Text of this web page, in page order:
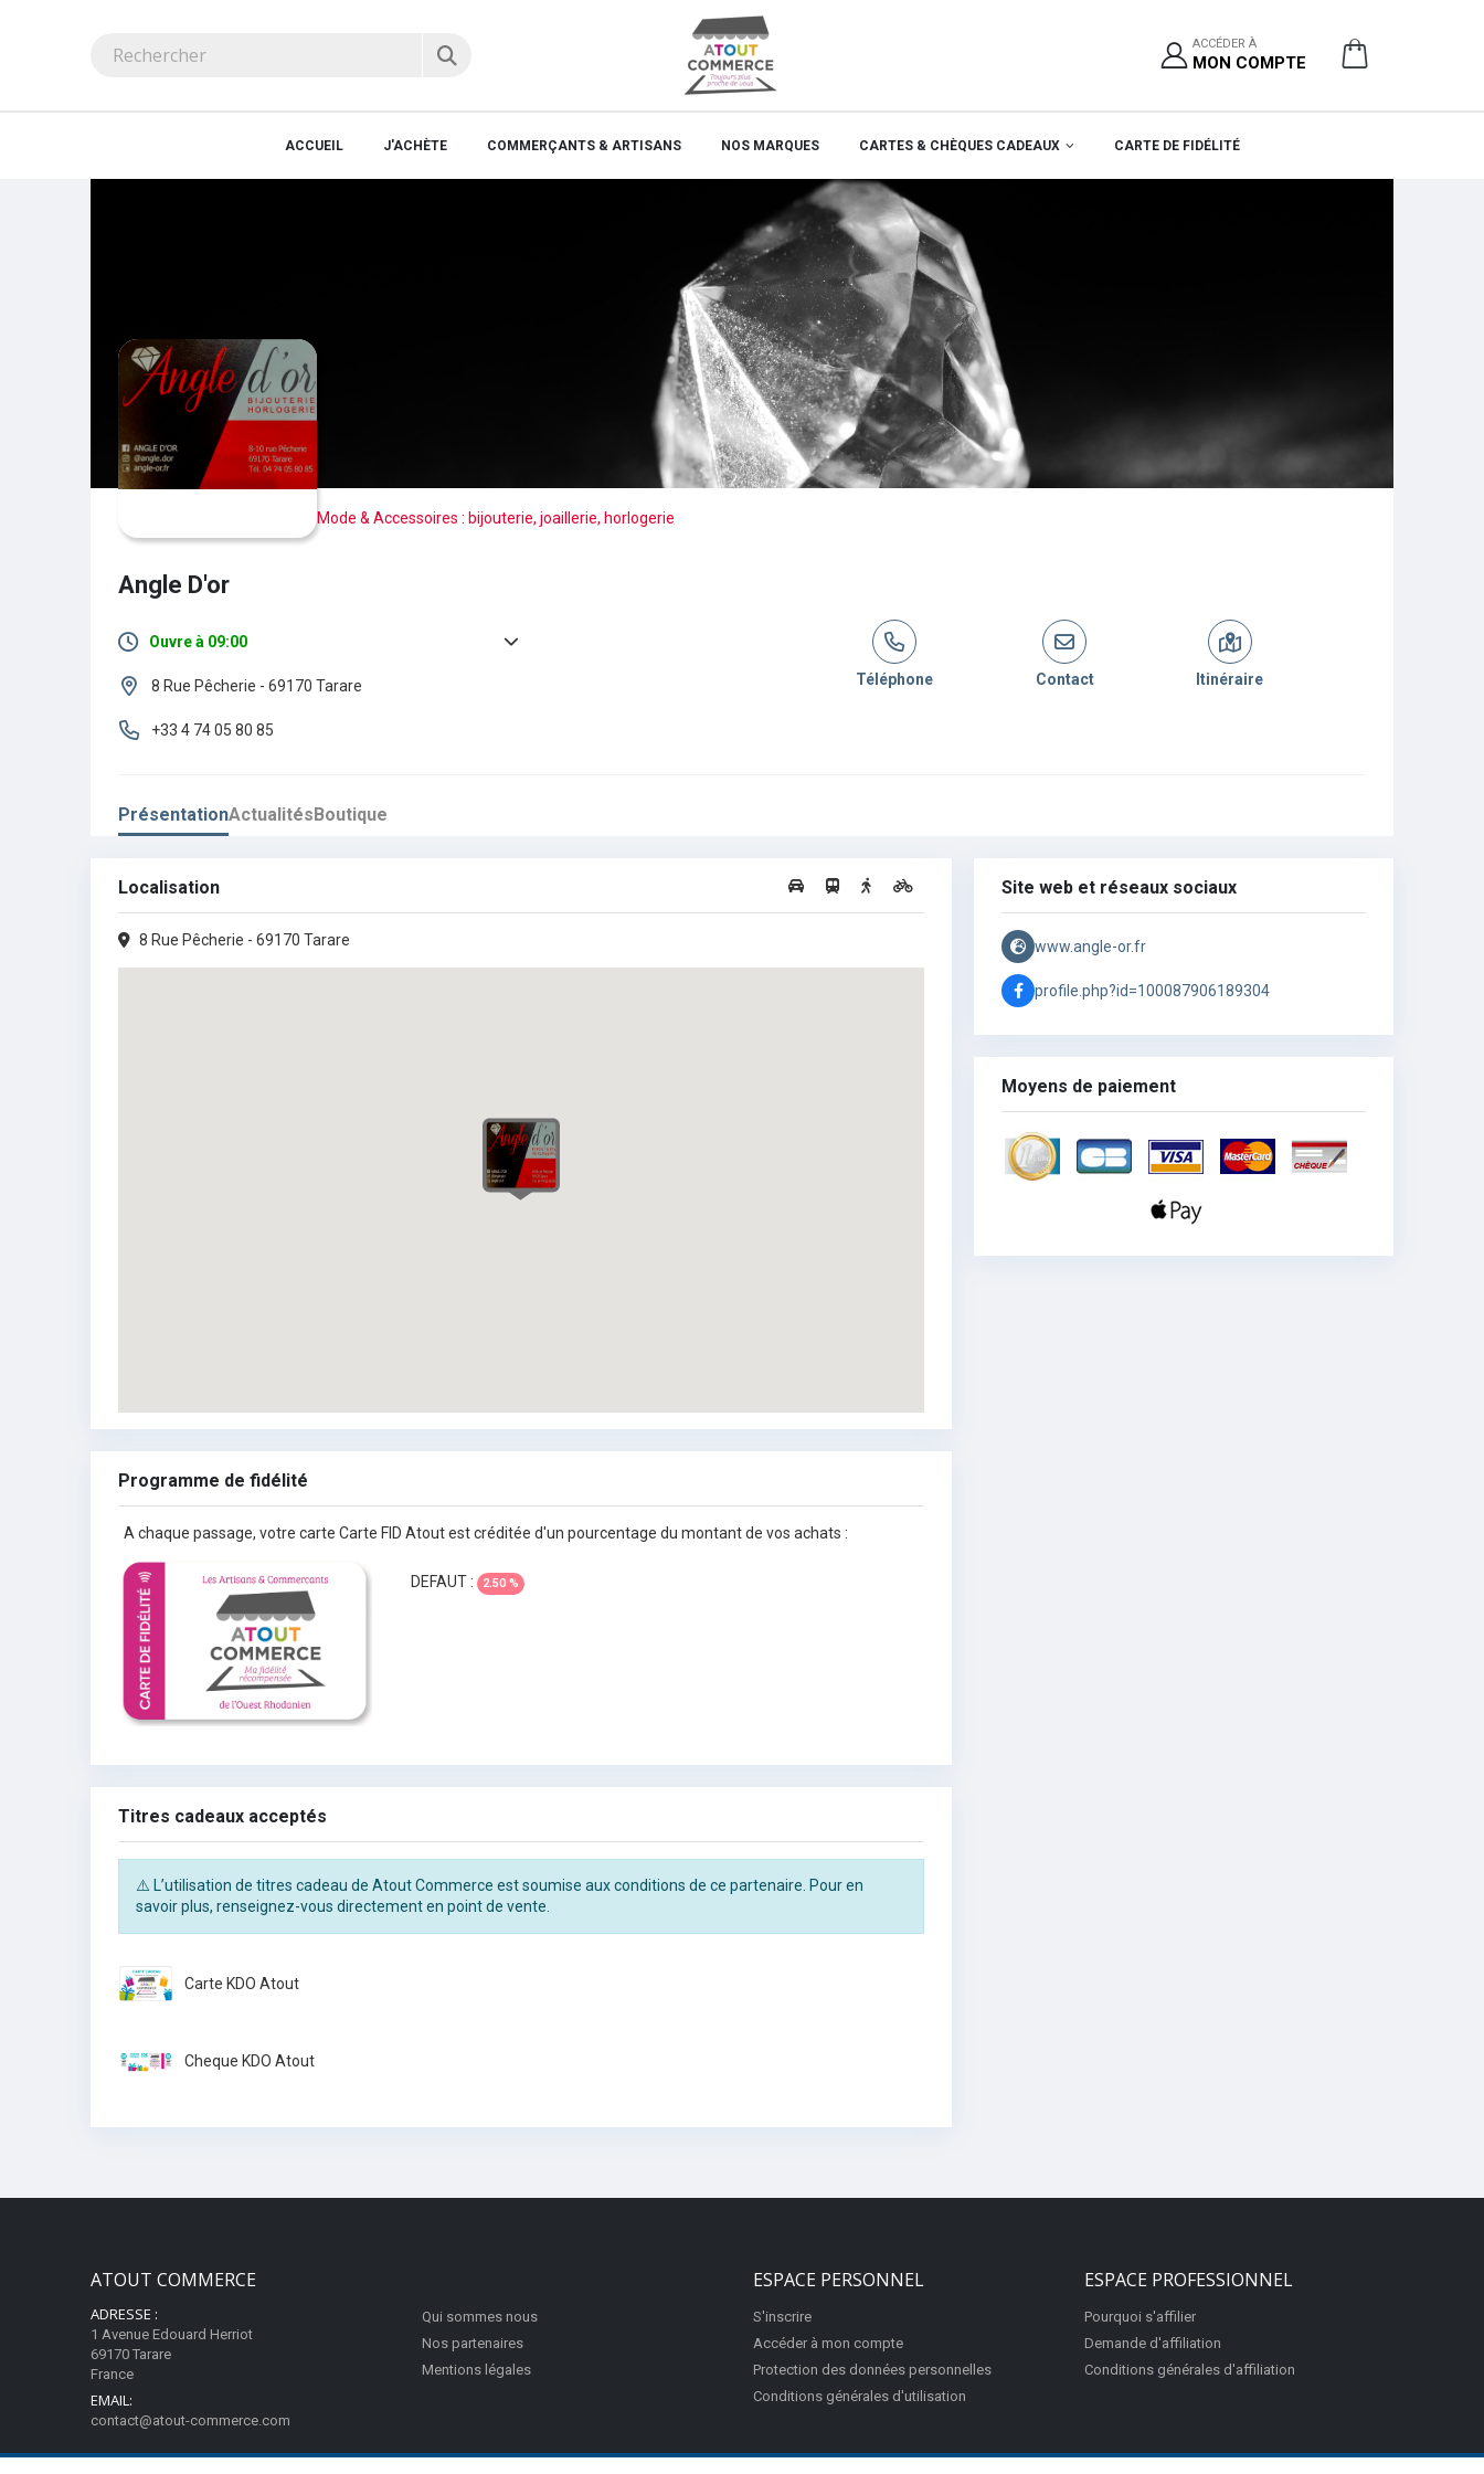
ACCÉDER À
MON COMPTE
ACCUEIL J'ACHÈTE COMMERÇANTS & ARTISANS NOS MARQUES CARTES & CHÈQUES CADEAUX CARTE DE FIDÉLITÉ
Mode & Accessoires : bijouterie, joaillerie, horlogerie
Angle D'or
Ouvre à 09:00
Lundi : Fermé
Mardi : 09h00 - 19h00
Jeudi : 09h00 - 19h00
Dimanche : Fermé
8 Rue Pêcherie - 69170 Tarare
+33 4 74 05 80 85
Téléphone Contact Itinéraire
PrésentationActualitésBoutique
Localisation
8 Rue Pêcherie - 69170 Tarare
Programme de fidélité
A chaque passage, votre carte Carte FID Atout est créditée d'un pourcentage du montant de vos achats :
DEFAUT : 2.50 %
Titres cadeaux acceptés
⚠️ L’utilisation de titres cadeau de Atout Commerce est soumise aux conditions de ce partenaire. Pour en
savoir plus, renseignez-vous directement en point de vente.
Carte KDO Atout
Cheque KDO Atout
Site web et réseaux sociaux
www.angle-or.fr
profile.php?id=100087906189304
Moyens de paiement
ATOUT COMMERCE
ADRESSE :
1 Avenue Edouard Herriot
69170 Tarare
France
EMAIL:
contact@atout-commerce.com
Qui sommes nous
Nos partenaires
Mentions légales
ESPACE PERSONNEL
S'inscrire
Accéder à mon compte
Protection des données personnelles
Conditions générales d'utilisation
ESPACE PROFESSIONNEL
Pourquoi s'affilier
Demande d'affiliation
Conditions générales d'affiliation